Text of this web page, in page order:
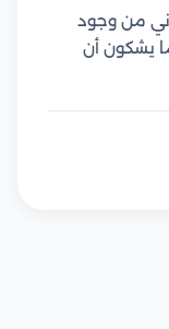
من وجود
يشكون أن